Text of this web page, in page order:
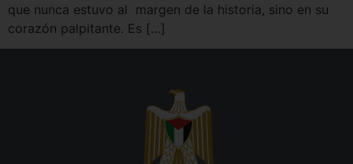
que nunca estuvo al margen de la historia, sino en su
corazón palpitante. Es […]